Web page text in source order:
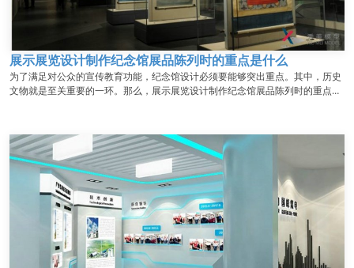
展示展览设计制作纪念馆展品陈列时的重点是什么
为了满足对公众的宣传教育功能，纪念馆设计必须要能够突出重点。其中，历史
文物就是至关重要的一环。那么，展示展览设计制作纪念馆展品陈列时的重点是